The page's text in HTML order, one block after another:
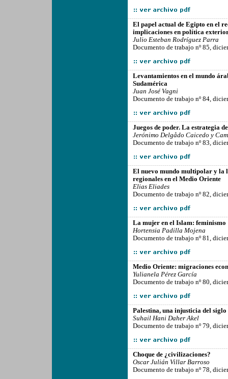
El papel actual de Egipto en el
implicaciones en política
Julio Esteban Rodríguez Parra
Documento de trabajo nº 85,
Levantamientos en el mundo
Sudamérica
Juan José Vagni
Documento de trabajo nº 84,
Juegos de poder. La estrategia
Jerónimo Delgådo Caicedo y
Documento de trabajo nº 83,
El nuevo mundo multipolar y la
regionales en el Medio Oriente
Elias Eliades
Documento de trabajo nº 82,
La mujer en el Islam: feminismo
Hortensia Padilla Mojena
Documento de trabajo nº 81,
Medio Oriente: migraciones
Yulianela Pérez García
Documento de trabajo nº 80,
Palestina, una injusticia del siglo
Suhail Hani Daher Akel
Documento de trabajo nº 79,
Choque de ¿civilizaciones?
Oscar Julián Villar Barroso
Documento de trabajo nº 78,